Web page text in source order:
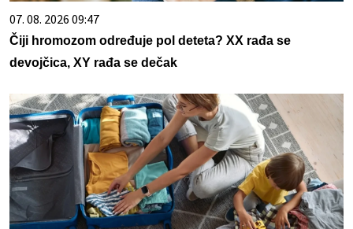
07. 08. 2026 09:47
Čiji hromozom određuje pol deteta? XX rađa se
devojčica, XY rađa se dečak